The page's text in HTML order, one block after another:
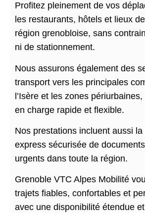
Profitez pleinement de vos
les restaurants, hôtels et lieux
région grenobloise, sans
ni de stationnement.
Nous assurons également des
transport vers les principales
l’Isère et les zones
en charge rapide et flexible.
Nos prestations incluent aussi la
express sécurisée de
urgents dans toute la région.
Grenoble VTC Alpes Mobilité
trajets fiables, confortables et
avec une disponibilité étendue